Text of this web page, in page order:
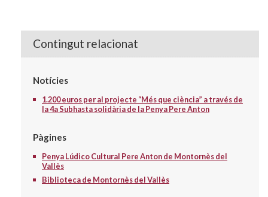
Contingut relacionat
Notícies
1.200 euros per al projecte “Més que ciència” a través de
la 4a Subhasta solidària de la Penya Pere Anton
Pàgines
Penya Lúdico Cultural Pere Anton de Montornès del
Vallès
Biblioteca de Montornès del Vallès